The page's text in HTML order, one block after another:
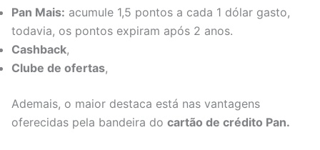
Pan Mais: acumule 1,5 pontos a cada 1 dólar gasto,
todavia, os pontos expiram após 2 anos.
Cashback,
Clube de ofertas,
Ademais, o maior destaca está nas vantagens
oferecidas pela bandeira do cartão de crédito Pan.